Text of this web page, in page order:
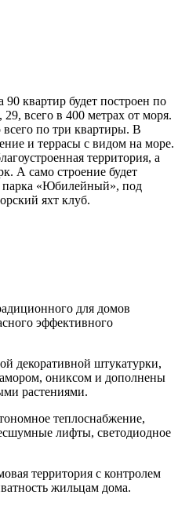
квартир будет построен по
всего в 400 метрах от моря.
по три квартиры. В
и террасы с видом на море.
территория, а
А само строение будет
парка «Юбилейный», под
яхт клуб.
для домов
эффективного
декоративной штукатурки,
ониксом и дополнены
растениями.
теплоснабжение,
лифты, светодиодное
территория с контролем
жильцам дома.